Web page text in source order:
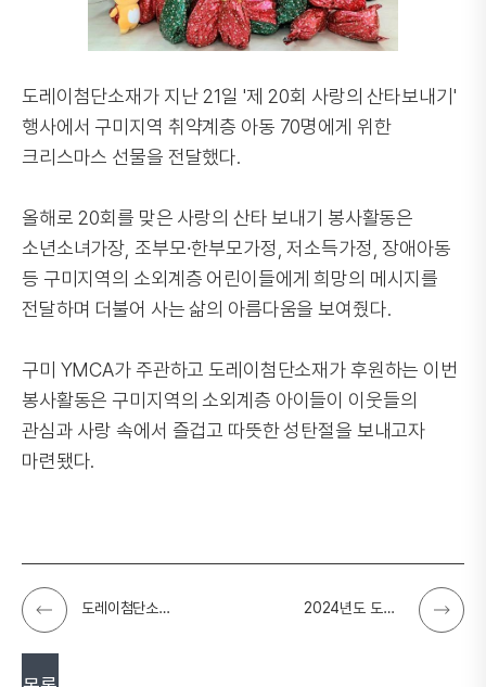
도레이첨단소재가 지난 21일 '제 20회 사랑의 산타보내기'
행사에서 구미지역 취약계층 아동 70명에게 위한
크리스마스 선물을 전달했다.
올해로 20회를 맞은 사랑의 산타 보내기 봉사활동은
소년소녀가장, 조부모∙한부모가정, 저소득가정, 장애아동
등 구미지역의 소외계층 어린이들에게 희망의 메시지를
전달하며 더불어 사는 삶의 아름다움을 보여줬다.
구미 YMCA가 주관하고 도레이첨단소재가 후원하는 이번
봉사활동은 구미지역의 소외계층 아이들이 이웃들의
관심과 사랑 속에서 즐겁고 따뜻한 성탄절을 보내고자
마련됐다.
도레이첨단소재, 구미시 공단동과 사랑의 김장담그기 및 나눔행사로 이웃사랑 실천 2024년도 도레이중견학술상에 이현정 교수, 고분자 연구 분야 발전에 기여